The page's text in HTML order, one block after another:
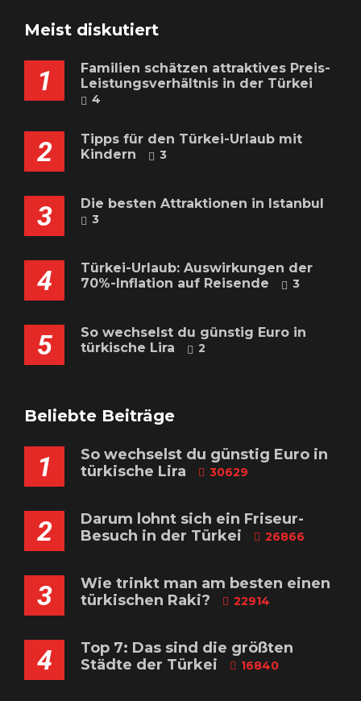
Meist diskutiert
1
Familien schätzen attraktives Preis-
Leistungsverhältnis in der Türkei
4
2
Tipps für den Türkei-Urlaub mit
Kindern
3
3 Die besten Attraktionen in Istanbul
3
4
Türkei-Urlaub: Auswirkungen der
70%-Inflation auf Reisende
3
5
So wechselst du günstig Euro in
türkische Lira
2
Beliebte Beiträge
1
So wechselst du günstig Euro in
türkische Lira
30629
2
Darum lohnt sich ein Friseur-
Besuch in der Türkei
26866
3
Wie trinkt man am besten einen
türkischen Raki?
22914
4
Top 7: Das sind die größten
Städte der Türkei
16840